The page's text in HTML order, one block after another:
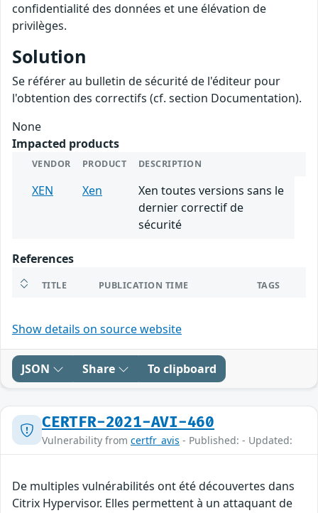
confidentialité des données et une élévation de
privilèges.
Solution
Se référer au bulletin de sécurité de l'éditeur pour
l'obtention des correctifs (cf. section Documentation).
None
Impacted products
VENDOR PRODUCT DESCRIPTION
XEN Xen
Xen toutes versions sans le
dernier correctif de
sécurité
References
TITLE PUBLICATION TIME TAGS
Show details on source website
JSON Share To clipboard
CERTFR-2021-AVI-460
Vulnerability from certfr_avis - Published: - Updated:
De multiples vulnérabilités ont été découvertes dans
Citrix Hypervisor. Elles permettent à un attaquant de